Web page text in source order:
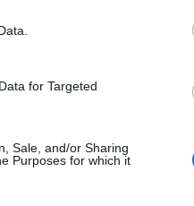
for Targeted
Sale, and/or Sharing
Purposes for which it
precedenti
per come
Sono sicuro
è